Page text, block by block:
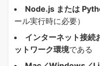
Node.js または
ール実行時に必要）
インターネット接続
ットワーク環境である